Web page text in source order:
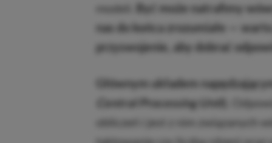
modeli.
Być może natrafimy
nas do końca zrozumiałe —
przyswojenie, aby dobrać
Głównym układem
Central Processing Unit
obliczeń i jest z nim związanych